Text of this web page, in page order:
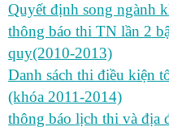
Quyết định song ngành
thông báo thi TN lần 2
quy(2010-2013)
Danh sách thi điều kiện
(khóa 2011-2014)
thông báo lịch thi và địa